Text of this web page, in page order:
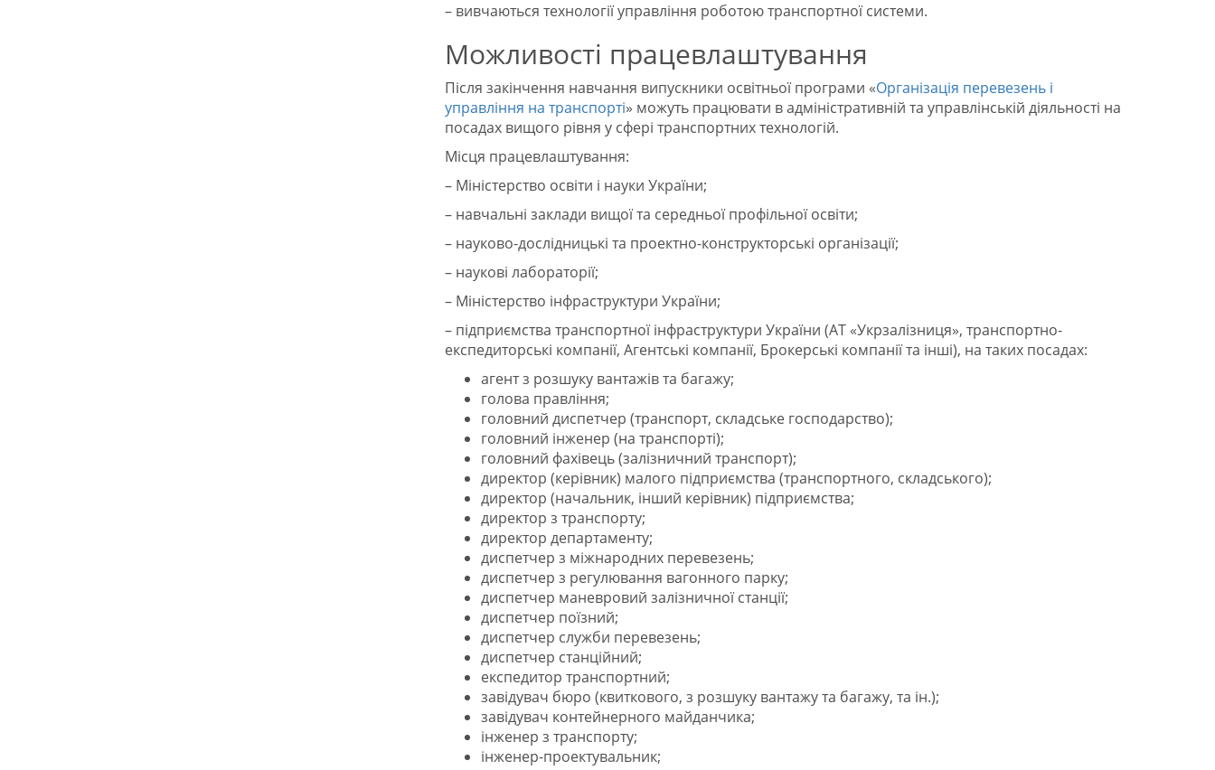
– вивчаються технології управління роботою транспортної системи.
Можливості працевлаштування
Після закінчення навчання випускники освітньої програми «Організація перевезень і
управління на транспорті» можуть працювати в адміністративній та управлінській діяльності на
посадах вищого рівня у сфері транспортних технологій.
Місця працевлаштування:
– Міністерство освіти і науки України;
– навчальні заклади вищої та середньої профільної освіти;
– науково-дослідницькі та проектно-конструкторські організації;
– наукові лабораторії;
– Міністерство інфраструктури України;
– підприємства транспортної інфраструктури України (АТ «Укрзалізниця», транспортно-
експедиторські компанії, Агентські компанії, Брокерські компанії та інші), на таких посадах:
агент з розшуку вантажів та багажу;
голова правління;
головний диспетчер (транспорт, складське господарство);
головний інженер (на транспорті);
головний фахівець (залізничний транспорт);
директор (керівник) малого підприємства (транспортного, складського);
директор (начальник, інший керівник) підприємства;
директор з транспорту;
директор департаменту;
диспетчер з міжнародних перевезень;
диспетчер з регулювання вагонного парку;
диспетчер маневровий залізничної станції;
диспетчер поїзний;
диспетчер служби перевезень;
диспетчер станційний;
експедитор транспортний;
завідувач бюро (квиткового, з розшуку вантажу та багажу, та ін.);
завідувач контейнерного майданчика;
інженер з транспорту;
інженер-проектувальник;